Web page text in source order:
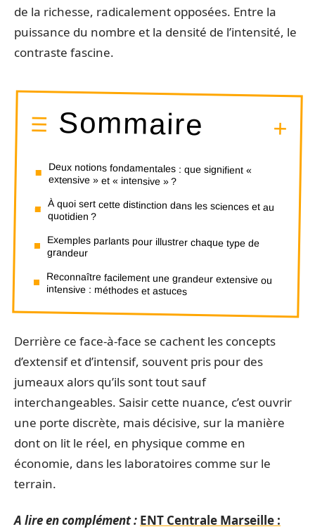
de la richesse, radicalement opposées. Entre la
puissance du nombre et la densité de l’intensité, le
contraste fascine.
Sommaire
Deux notions fondamentales : que signifient «
extensive » et « intensive » ?
À quoi sert cette distinction dans les sciences et au
quotidien ?
Exemples parlants pour illustrer chaque type de
grandeur
Reconnaître facilement une grandeur extensive ou
intensive : méthodes et astuces
Derrière ce face-à-face se cachent les concepts
d’extensif et d’intensif, souvent pris pour des
jumeaux alors qu’ils sont tout sauf
interchangeables. Saisir cette nuance, c’est ouvrir
une porte discrète, mais décisive, sur la manière
dont on lit le réel, en physique comme en
économie, dans les laboratoires comme sur le
terrain.
A lire en complément : ENT Centrale Marseille :